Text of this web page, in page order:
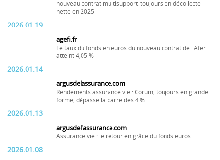
nouveau contrat multisupport, toujours en décollecte
nette en 2025
2026.01.19
agefi.fr
Le taux du fonds en euros du nouveau contrat de l'Afer
atteint 4,05 %
2026.01.14
argusdelassurance.com
Rendements assurance vie : Corum, toujours en grande
forme, dépasse la barre des 4 %
2026.01.13
argusdel'assurance.com
Assurance vie : le retour en grâce du fonds euros
2026.01.08